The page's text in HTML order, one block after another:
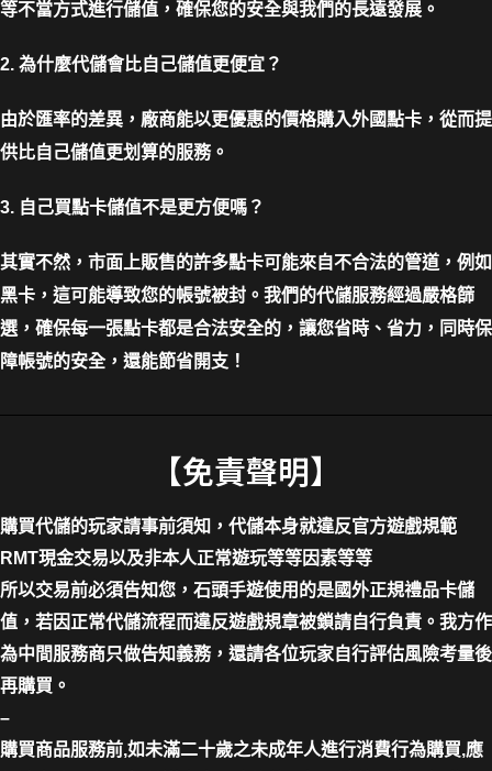
等不當方式進行儲值，確保您的安全與我們的長遠發展。
2. 為什麼代儲會比自己儲值更便宜？
由於匯率的差異，廠商能以更優惠的價格購入外國點卡，從而提
供比自己儲值更划算的服務。
3. 自己買點卡儲值不是更方便嗎？
其實不然，市面上販售的許多點卡可能來自不合法的管道，例如
黑卡，這可能導致您的帳號被封。我們的代儲服務經過嚴格篩
選，確保每一張點卡都是合法安全的，讓您省時、省力，同時保
障帳號的安全，還能節省開支！
【免責聲明】
購買代儲的玩家請事前須知，代儲本身就違反官方遊戲規範
RMT現金交易以及非本人正常遊玩等等因素等等
所以交易前必須告知您，石頭手遊使用的是國外正規禮品卡儲
值，若因正常代儲流程而違反遊戲規章被鎖請自行負責。我方作
為中間服務商只做告知義務，還請各位玩家自行評估風險考量後
再購買。
–
購買商品服務前,如未滿二十歲之未成年人進行消費行為購買,應